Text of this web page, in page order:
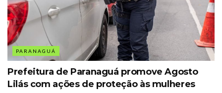
PARANAGUÁ
Prefeitura de Paranaguá promove Agosto
Lilás com ações de proteção às mulheres